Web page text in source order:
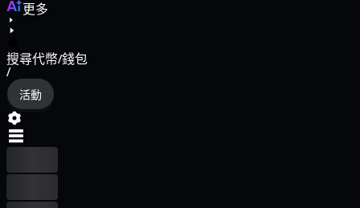
更多
搜尋代幣/錢包
/
活動